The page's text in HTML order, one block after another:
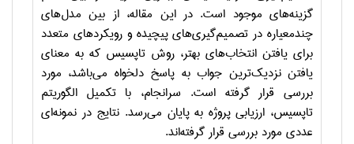
گزینه‌های موجود است. در این مقاله، از بین مدل‌های
چندمعیاره در تصمیم‌گیری‌های پیچیده و رویکردهای متعدد
برای یافتن انتخاب‌های بهتر، روش تاپسیس که به معنای
یافتن نزدیک‌ترین جواب به پاسخ دلخواه می‌باشد، مورد
بررسی قرار گرفته است. سرانجام، با تکمیل الگوریتم
تاپسیس، ارزیابی پروژه به پایان می‌رسد. نتایج در نمونه‌ای
عددی مورد بررسی قرار گرفته‌اند.